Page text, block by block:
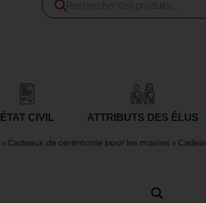
ÉTAT CIVIL ATTRIBUTS DES ÉLUS
» Cadeaux de cérémonie pour les mairies »